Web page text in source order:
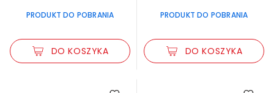
PRODUKT DO POBRANIA
DO KOSZYKA
PRODUKT DO POBRANIA
DO KOSZYKA